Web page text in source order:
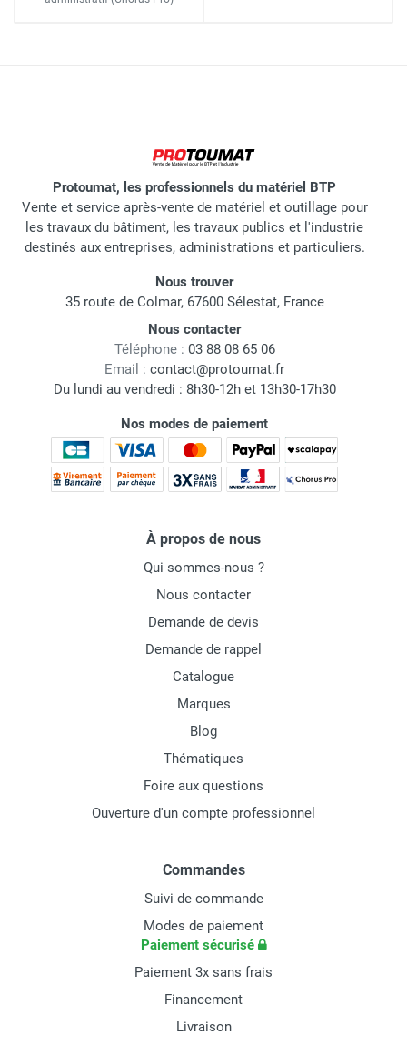
Protoumat, les professionnels du matériel BTP
Vente et service après-vente de matériel et outillage pour
les travaux du bâtiment, les travaux publics et l'industrie
destinés aux entreprises, administrations et particuliers.
Nous trouver
35 route de Colmar, 67600 Sélestat, France
Nous contacter
Téléphone : 03 88 08 65 06
Email : contact@protoumat.fr
Du lundi au vendredi : 8h30-12h et 13h30-17h30
Nos modes de paiement
À propos de nous
Qui sommes-nous ?
Nous contacter
Demande de devis
Demande de rappel
Catalogue
Marques
Blog
Thématiques
Foire aux questions
Ouverture d'un compte professionnel
Commandes
Suivi de commande
Modes de paiement
Paiement sécurisé
Paiement 3x sans frais
Financement
Livraison